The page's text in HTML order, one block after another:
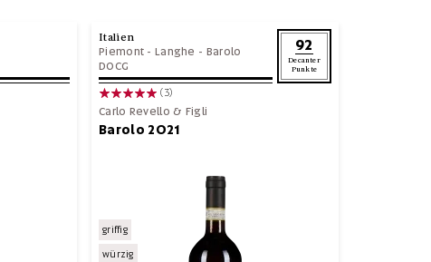
Italien
Piemont - Langhe - Barolo
DOCG
92
Decanter
Punkte
(3)
Carlo Revello & Figli
Barolo 2021
griffig
würzig